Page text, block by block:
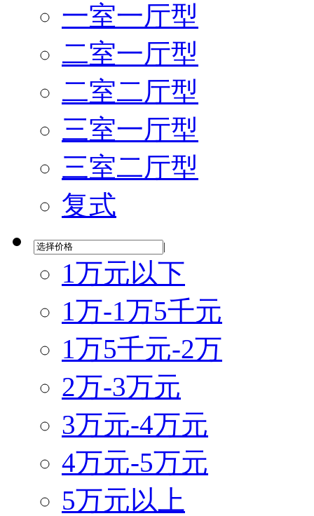
一室一厅型
二室一厅型
二室二厅型
三室一厅型
三室二厅型
复式
|
1万元以下
1万-1万5千元
1万5千元-2万
2万-3万元
3万元-4万元
4万元-5万元
5万元以上